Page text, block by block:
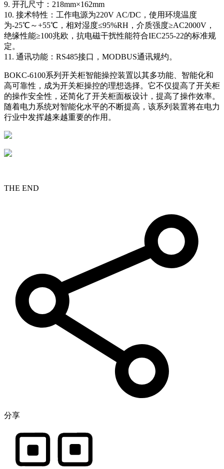
9. 开孔尺寸：218mm×162mm
10. 接术特性：工作电源为220V AC/DC，使用环境温度
为-25℃～+55℃，相对湿度≤95%RH，介质强度≥AC2000V，
绝缘性能≥100兆欧，抗电磁干扰性能符合IEC255-22的标准规
定。
11. 通讯功能：RS485接口，MODBUS通讯规约。
BOKC-6100系列开关柜智能操控装置以其多功能、智能化和
高可靠性，成为开关柜操控的理想选择。它不仅提高了开关柜
的操作安全性，还简化了开关柜面板设计，提高了操作效率。
随着电力系统对智能化水平的不断提高，该系列装置将在电力
行业中发挥越来越重要的作用。
THE END
分享